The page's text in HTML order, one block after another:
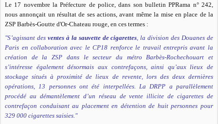
Le 17 novembre la Préfecture de police, dans son bulletin PPRama n° 242,
nous annonçait un résultat de ses actions, avant même la mise en place de la
ZSP Barbès-Goutte d'Or-Chateau rouge, en ces termes :
"S’agissant des ventes à la sauvette de cigarettes , la division des Douanes de
Paris en collaboration avec le CP18 renforce le travail entrepris avant la
création de la ZSP dans le secteur du métro Barbès-Rochechouart et
s’intéresse également désormais aux contrefaçons, ainsi qu’aux lieux de
stockage situés à proximité de lieux de revente, lors des deux dernières
opérations, 13 personnes ont été interpellées. La DRPP a parallèlement
procédé au démantèlement d’un réseau de vente illicite de cigarettes de
contrefaçon conduisant au placement en détention de huit personnes pour
329 000 cigarettes saisies."